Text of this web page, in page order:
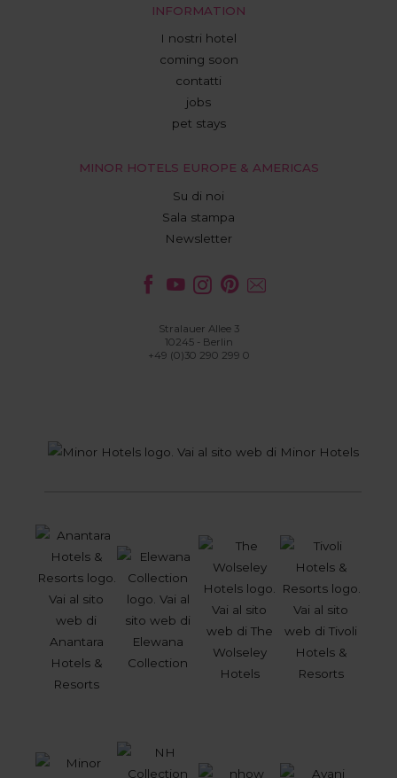
INFORMATION
I nostri hotel
coming soon
contatti
jobs
pet stays
MINOR HOTELS EUROPE & AMERICAS
Su di noi
Sala stampa
Newsletter
Stralauer Allee 3
10245 - Berlin
+49 (0)30 290 299 0